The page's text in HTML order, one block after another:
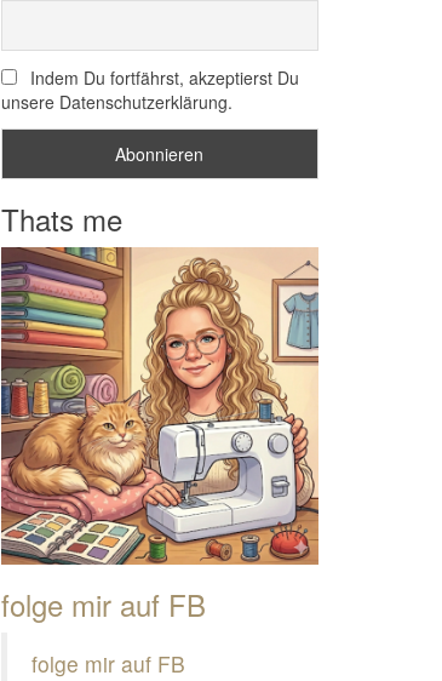
Indem Du fortfährst, akzeptierst Du
unsere Datenschutzerklärung.
Thats me
folge mir auf FB
folge mir auf FB